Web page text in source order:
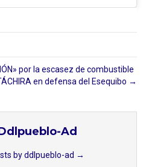
por la escasez de combustible
en defensa del Esequibo →
Ad
by ddlpueblo-ad →